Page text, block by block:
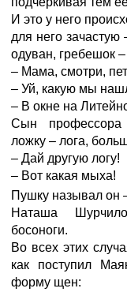
И это у него
для него зачастую
одуван, гребешок –
– Мама, смотри,
– Уй, какую мы
– В окне на
Сын профессора
ложку – лога,
– Дай другую логу!
– Вот какая мыха!
Пушку называл он
Наташа
босоноги.
Во всех этих
как поступил
форму щен: